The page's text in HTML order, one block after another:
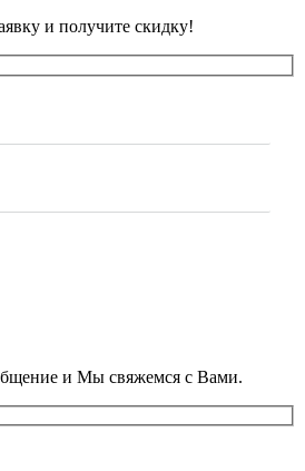
и получите скидку!
и Мы свяжемся с Вами.